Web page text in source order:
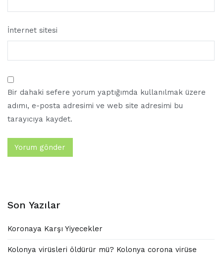
İnternet sitesi
Bir dahaki sefere yorum yaptığımda kullanılmak üzere
adımı, e-posta adresimi ve web site adresimi bu
tarayıcıya kaydet.
Son Yazılar
Koronaya Karşı Yiyecekler
Kolonya virüsleri öldürür mü? Kolonya corona virüse